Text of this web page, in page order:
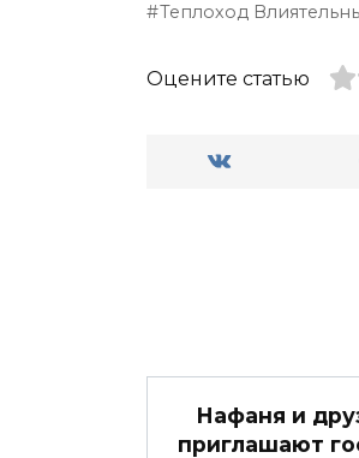
Теплоход
Оцените статью
Нафаня и
приглашают